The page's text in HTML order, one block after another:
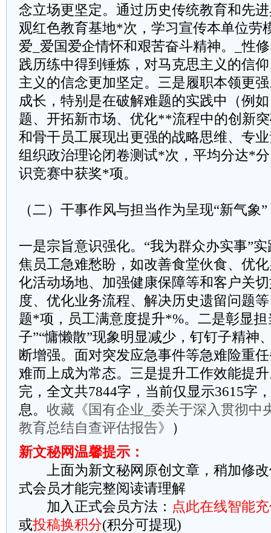
念立场更坚定。通过历史传统教育和先
观红色教育基地*次，学习宣传本单位劳
爱_爱国爱企情怀和艰苦奋斗精神。_性
践历练中得到锤炼，对马克思主义的信
主义的信念更加坚定。三是履职本领更
成长，特别是在破解难题的实践中（例
题、开拓新市场、优化**流程中的创新
和骨干员工展现出更强的战略思维、专
组织政治理论闭卷测试*次，平均分达*
识竞赛中获奖*项。
（二）干事作风与担当作为呈现“新气象”
一是宗旨意识强化。“我为群众办实事”
焦员工急难愁盼，如改善食堂伙食、优
化活动场地、加强健康保障等和客户关
度、优化业务流程、解决历史遗留问题
题*项，员工满意度提升*%。二是彰显担
子”“慵懒散”现象明显减少，钉钉子精神
断增强。面对突发应急事件等急难险重
难而上成为常态。三是提升工作效能提
完，全文共7844字，当前仅显示3615字
息。 收藏《国有企业_委关于深入贯彻中
教育总结自查评估报告​》
）
新文秘网温馨提示：
上面为新文秘网原创文章，稍加修改
式会员才能完整阅读请理解
加入正式会员方法： 点此在线智能
或投稿换积分(积分可提现)